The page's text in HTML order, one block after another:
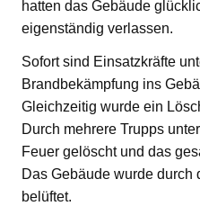
hatten das Gebäude
eigenständig verlassen.
Sofort sind Einsatzkräfte
Brandbekämpfung ins
Gleichzeitig wurde ein
Durch mehrere Trupps
Feuer gelöscht und das
Das Gebäude wurde durch
belüftet.